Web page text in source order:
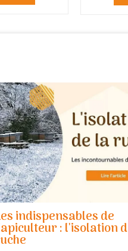
indispensables de
: l'isolation